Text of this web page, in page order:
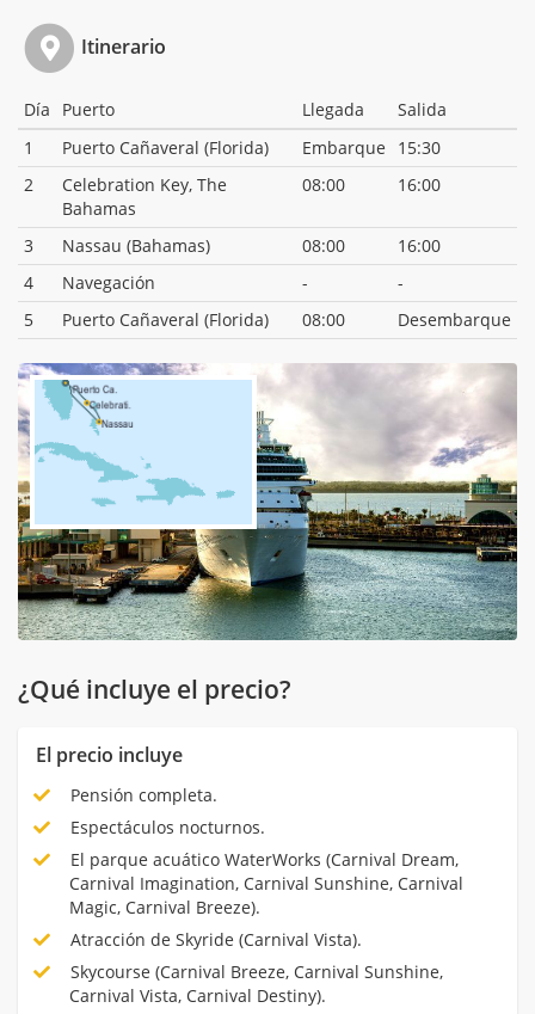
Itinerario
Día Puerto Llegada
Salida
1
Puerto Cañaveral (Florida) Embarque
15:30
2
Celebration Key, The
Bahamas
08:00 16:00
3 Nassau (Bahamas) 08:00
16:00
4
Navegación -
-
5
Puerto Cañaveral (Florida) 08:00 Desembarque
¿Qué incluye el precio?
El precio incluye
Pensión completa.
Espectáculos nocturnos.
El parque acuático WaterWorks (Carnival Dream,
Carnival Imagination, Carnival Sunshine, Carnival
Magic, Carnival Breeze).
Atracción de Skyride (Carnival Vista).
Skycourse (Carnival Breeze, Carnival Sunshine,
Carnival Vista, Carnival Destiny).